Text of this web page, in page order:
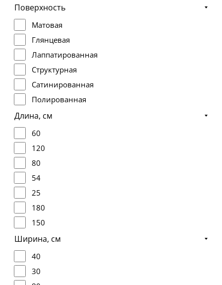
Серый
Коричневый
Оливковый
Розовый
Поверхность
Матовая
Глянцевая
Лаппатированная
Структурная
Сатинированная
Полированная
Длина, см
60
120
80
54
25
180
150
29,4
118,2
278
320
Ширина, см
40
30